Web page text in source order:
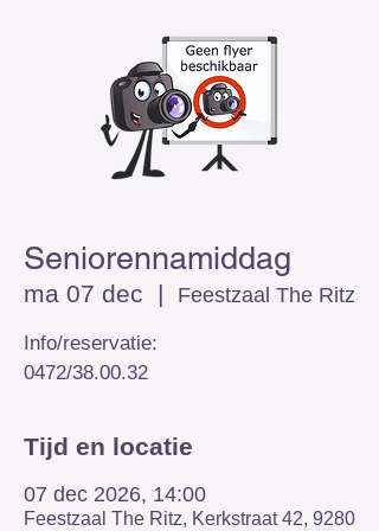
Seniorennamiddag
ma 07 dec
  |
Feestzaal The Ritz
Info/reservatie:
0472/38.00.32
Tijd en locatie
07 dec 2026, 14:00
Feestzaal The Ritz, Kerkstraat 42, 9280